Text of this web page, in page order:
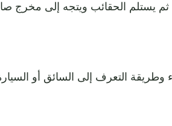
ثم يستلم الحقائب ويتجه إلى مخرج
التعرف إلى السائق أو